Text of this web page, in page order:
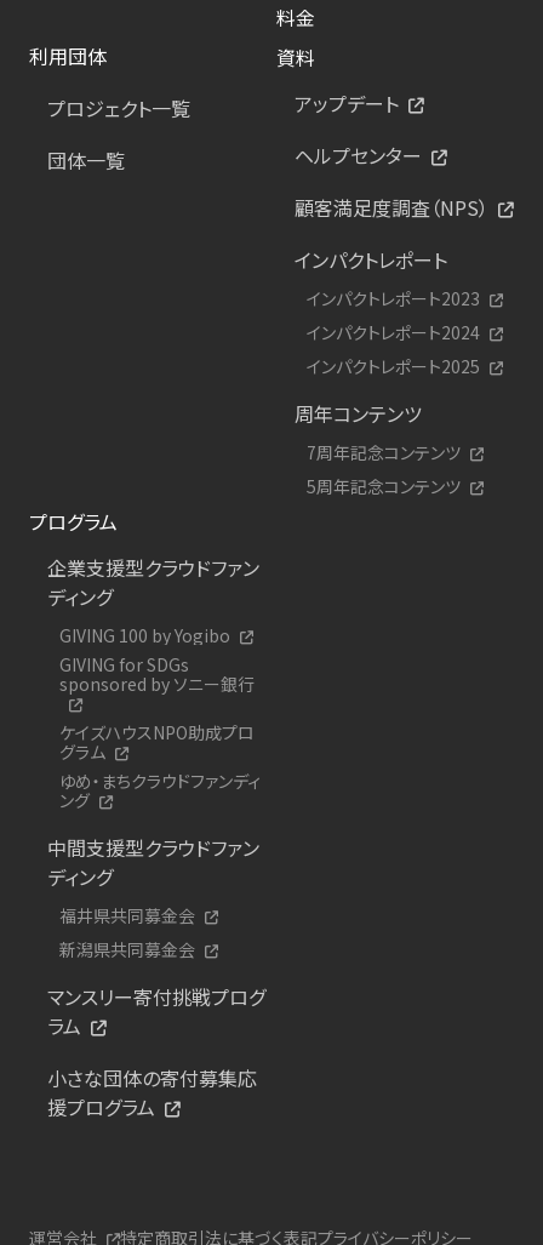
料金
利用団体
プロジェクト一覧
団体一覧
資料
アップデート
ヘルプセンター
顧客満足度調査（NPS）
インパクトレポート
インパクトレポート2023
インパクトレポート2024
インパクトレポート2025
周年コンテンツ
7周年記念コンテンツ
5周年記念コンテンツ
プログラム
企業支援型クラウドファン
ディング
GIVING 100 by Yogibo
GIVING for SDGs
sponsored by ソニー銀行
ケイズハウスNPO助成プロ
グラム
ゆめ・まちクラウドファンディ
ング
中間支援型クラウドファン
ディング
福井県共同募金会
新潟県共同募金会
マンスリー寄付挑戦プログ
ラム
小さな団体の寄付募集応
援プログラム
運営会社 特定商取引法に基づく表記プライバシーポリシー